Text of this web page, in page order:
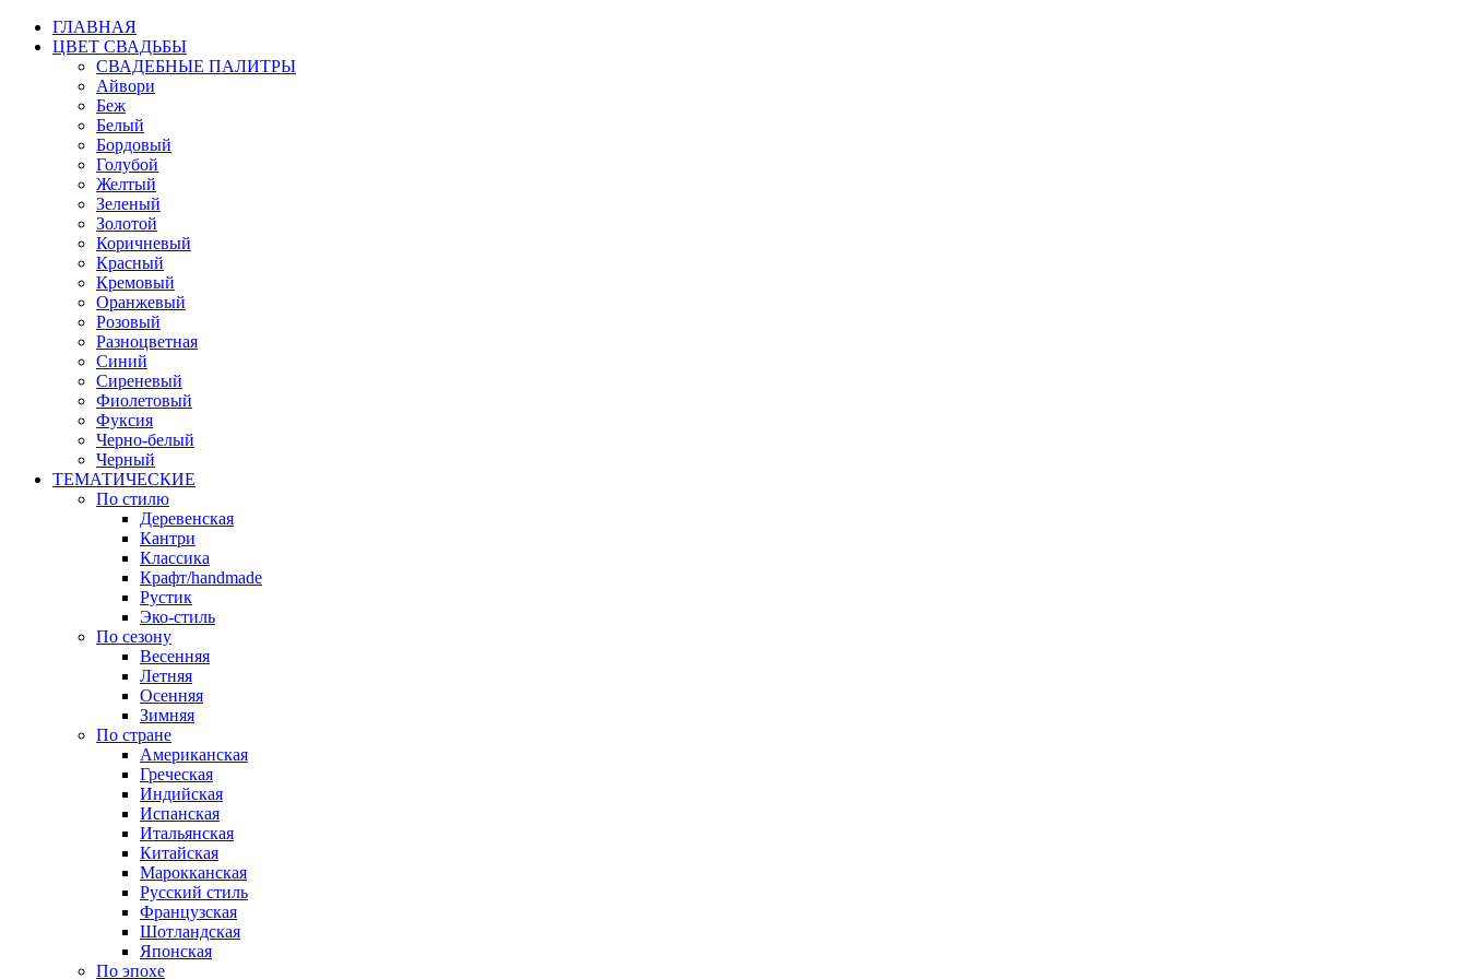
ГЛАВНАЯ
ЦВЕТ СВАДЬБЫ
СВАДЕБНЫЕ ПАЛИТРЫ
Айвори
Беж
Белый
Бордовый
Голубой
Желтый
Зеленый
Золотой
Коричневый
Красный
Кремовый
Оранжевый
Розовый
Разноцветная
Синий
Сиреневый
Фиолетовый
Фуксия
Черно-белый
Черный
ТЕМАТИЧЕСКИЕ
По стилю
Деревенская
Кантри
Классика
Крафт/handmade
Рустик
Эко-стиль
По сезону
Весенняя
Летняя
Осенняя
Зимняя
По стране
Американская
Греческая
Индийская
Испанская
Итальянская
Китайская
Марокканская
Русский стиль
Французская
Шотландская
Японская
По эпохе